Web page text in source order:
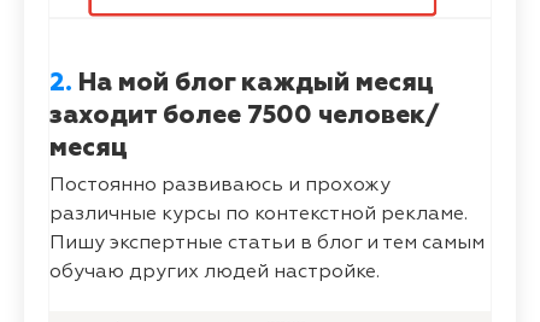
2. На мой блог каждый месяц
заходит более 7500 человек/
месяц
Постоянно развиваюсь и прохожу
различные курсы по контекстной рекламе.
Пишу экспертные статьи в блог и тем самым
обучаю других людей настройке.